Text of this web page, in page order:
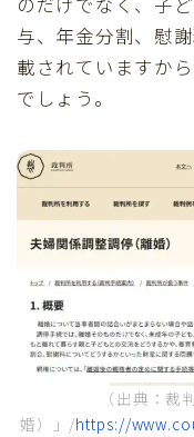
与、年金分割、慰
載されていますか
でしょう。
（出典：
婚）」/https://